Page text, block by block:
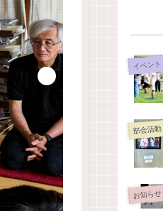
イベント
部会活動
お知らせ